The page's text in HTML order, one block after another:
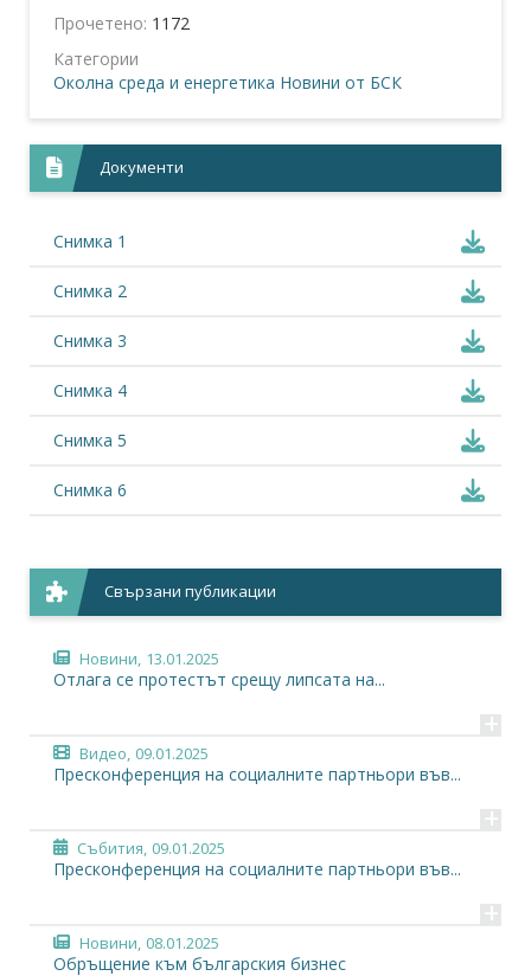
Прочетено: 1172
Категории
Околна среда и енергетика Новини от БСК
Документи
Снимка 1
Снимка 2
Снимка 3
Снимка 4
Снимка 5
Снимка 6
Свързани публикации
Новини, 13.01.2025
Отлага се протестът срещу липсата на...
+
Видео, 09.01.2025
Пресконференция на социалните партньори във...
+
Събития, 09.01.2025
Пресконференция на социалните партньори във...
+
Новини, 08.01.2025
Обръщение към българския бизнес